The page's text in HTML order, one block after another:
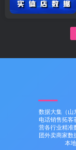
数据大集（山
电话销售拓客
营各行业精准
团外卖商家数
本